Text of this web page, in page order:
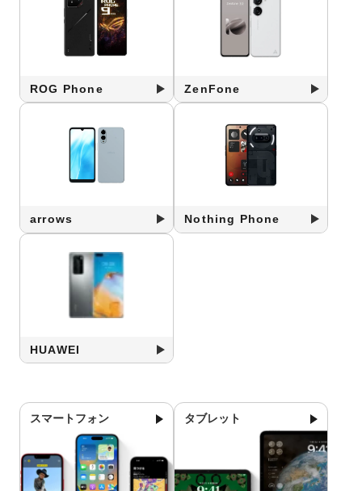
ROG Phone ZenFone
arrows Nothing Phone
HUAWEI
スマートフォン タブレット